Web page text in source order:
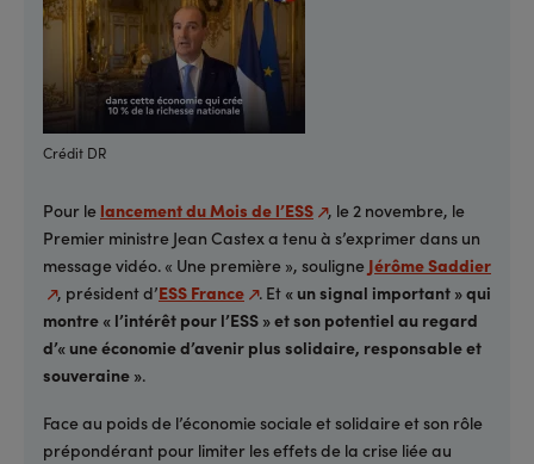
Crédit DR
Pour le lancement du Mois de l’ESS , le 2 novembre, le
Premier ministre Jean Castex a tenu à s’exprimer dans un
message vidéo. « Une première », souligne Jérôme Saddier
, président d’ESS France . Et « un signal important » qui
montre « l’intérêt pour l’ESS » et son potentiel au regard
d’« une économie d’avenir plus solidaire, responsable et
souveraine ».
Face au poids de l’économie sociale et solidaire et son rôle
prépondérant pour limiter les effets de la crise liée au